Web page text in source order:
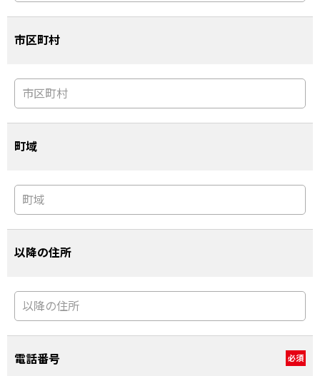
市区町村
町域
以降の住所
電話番号 必須